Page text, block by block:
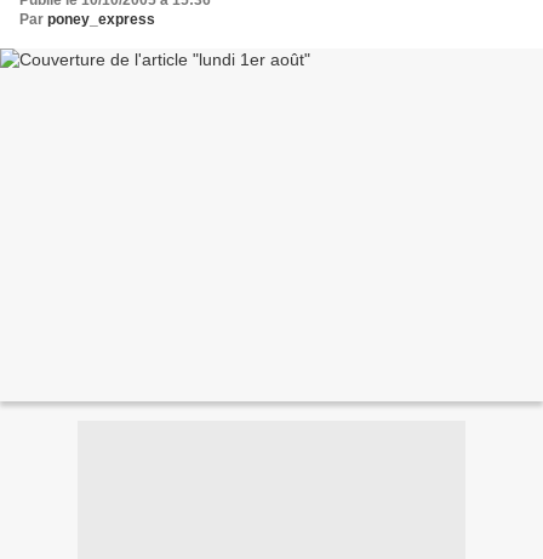
Par poney_express